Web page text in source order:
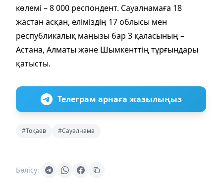
көлемі – 8 000 респондент. Сауалнамаға 18
жастан асқан, еліміздің 17 облысы мен
республикалық маңызы бар 3 қаласының –
Астана, Алматы және Шымкенттің тұрғындары
қатысты.
Телеграм арнаға жазылыңыз
#Тоқаев #Сауалнама
Бөлісу: